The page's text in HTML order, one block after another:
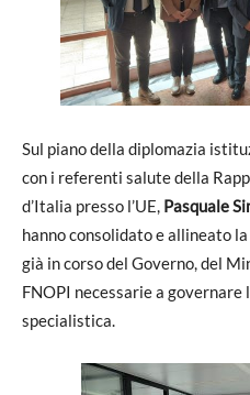
Sul piano della diplomazia
con i referenti salute della
d’Italia presso l’UE, Pasquale
hanno consolidato e allineato
già in corso del Governo, del
FNOPI necessarie a
specialistica.